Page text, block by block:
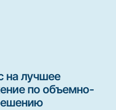
на лучшее
по объемно-